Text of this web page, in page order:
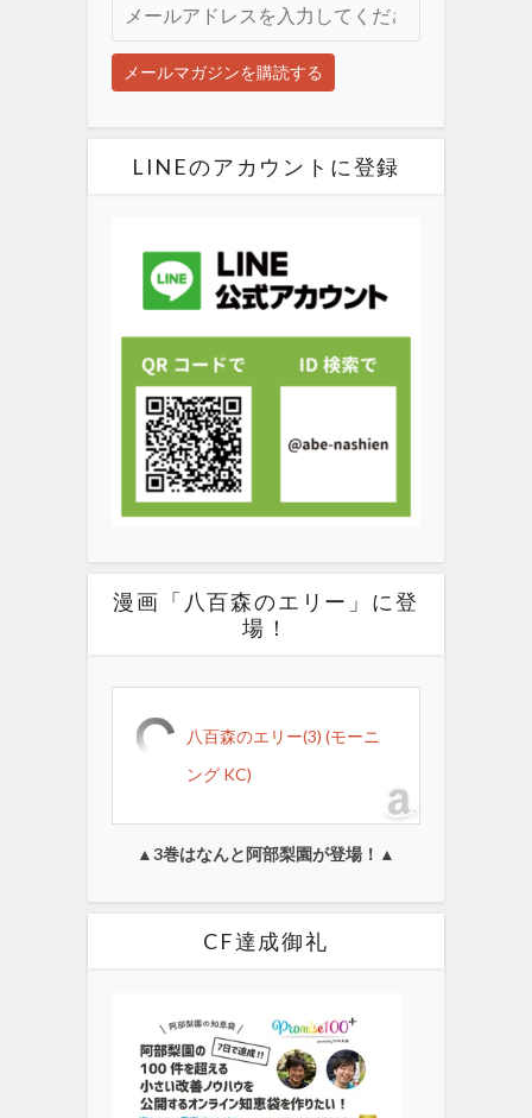
LINEのアカウントに登録
漫画「八百森のエリー」に登
場！
八百森のエリー(3) (モーニ
ング KC)
▲3巻はなんと阿部梨園が登場！▲
CF達成御礼